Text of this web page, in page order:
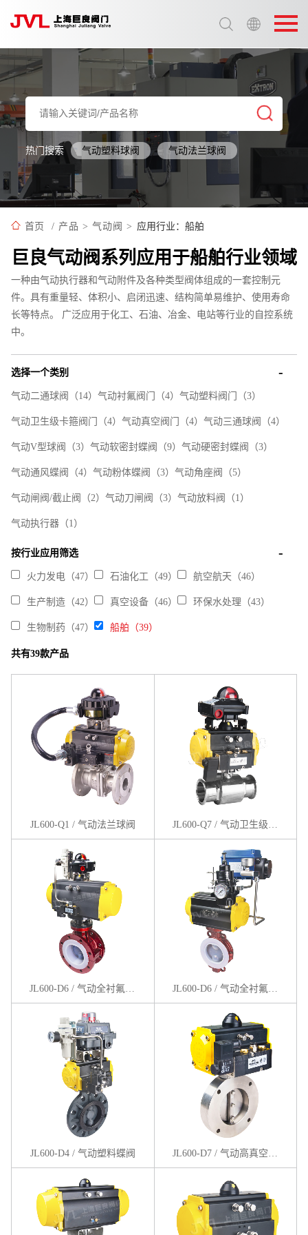
选择语言:
中文 / Chinese
英语 / English
热门搜索 气动塑料球阀 气动法兰球阀
首页 / 产品 > 气动阀 > 应用行业：船舶
巨良气动阀系列应用于船舶行业领域
一种由气动执行器和气动附件及各种类型阀体组成的一套控制元
件。具有重量轻、体积小、启闭迅速、结构简单易维护、使用寿命
长等特点。 广泛应用于化工、石油、冶金、电站等行业的自控系统
中。
选择一个类别
气动二通球阀 （14） 气动衬氟阀门 （4） 气动塑料阀门 （3）
气动卫生级卡箍阀门 （4） 气动真空阀门 （4） 气动三通球阀 （4）
气动V型球阀 （3） 气动软密封蝶阀 （9） 气动硬密封蝶阀 （3）
气动通风蝶阀 （4） 气动粉体蝶阀 （3） 气动角座阀 （5）
气动闸阀/截止阀 （2） 气动刀闸阀 （3） 气动放料阀 （1）
气动执行器 （1）
按行业应用筛选
火力发电（47） 石油化工（49） 航空航天（46）
生产制造（42） 真空设备（46） 环保水处理（43）
生物制药（47） 船舶（39）
共有39款产品
JL600-Q1 / 气动法兰球阀
JL600-D6 / 气动全衬氟法兰蝶阀 JL600-D6 / 气动全衬氟对夹蝶阀
JL600-D4 / 气动塑料蝶阀